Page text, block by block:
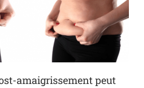
amaigrissement peut